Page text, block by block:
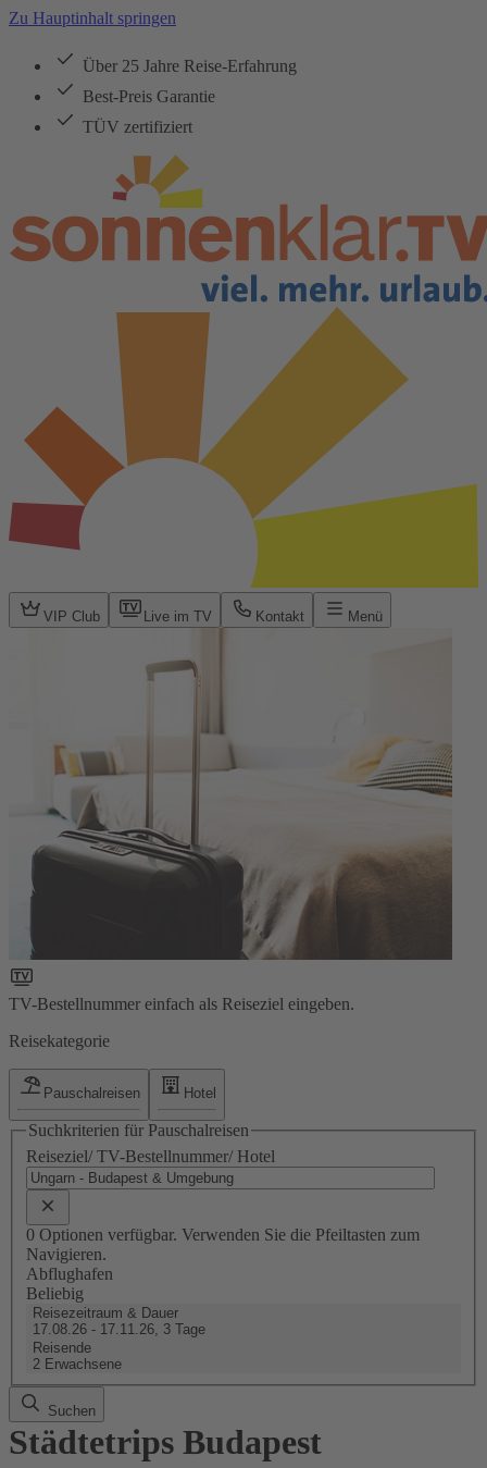
Zu Hauptinhalt springen
Über 25 Jahre Reise-Erfahrung
Best-Preis Garantie
TÜV zertifiziert
VIP Club Live im TV Kontakt Menü
TV-Bestellnummer einfach als Reiseziel eingeben.
Reisekategorie
Pauschalreisen Hotel
Suchkriterien für Pauschalreisen
Reiseziel/ TV-Bestellnummer/ Hotel
0 Optionen verfügbar. Verwenden Sie die Pfeiltasten zum
Navigieren.
Abflughafen
Beliebig
Reisezeitraum & Dauer
17.08.26 - 17.11.26, 3 Tage
Reisende
2 Erwachsene
Suchen
Städtetrips Budapest